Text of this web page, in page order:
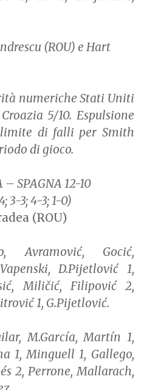
(ROU) e Hart
numeriche Stati Uniti
5/10. Espulsione
di falli per Smith
di gioco.
– SPAGNA 12-10
3-3; 4-3; 1-0)
(ROU)
Avramović, Gocić,
D.Pijetlović 1,
Miličić, Filipović 2,
1, G.Pijetlović.
M.García, Martín 1,
1, Minguell 1, Gallego,
2, Perrone, Mallarach,